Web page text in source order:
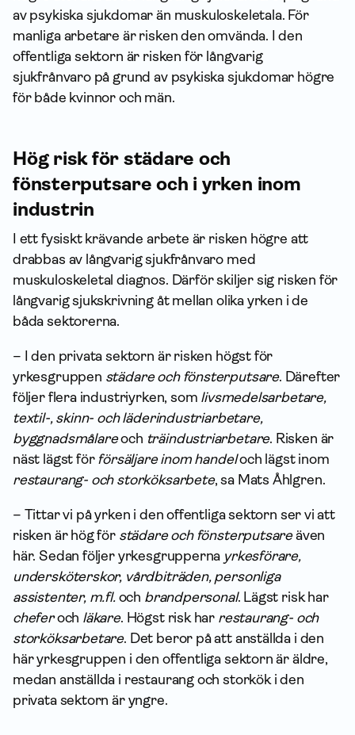
av psykiska sjukdomar än muskuloskeletala. För
manliga arbetare är risken den omvända. I den
offentliga sektorn är risken för långvarig
sjukfrånvaro på grund av psykiska sjukdomar högre
för både kvinnor och män.
Hög risk för städare och
fönsterputsare och i yrken inom
industrin
I ett fysiskt krävande arbete är risken högre att
drabbas av långvarig sjukfrånvaro med
muskuloskeletal diagnos. Därför skiljer sig risken för
långvarig sjukskrivning åt mellan olika yrken i de
båda sektorerna.
– I den privata sektorn är risken högst för
yrkesgruppen städare och fönsterputsare. Därefter
följer flera industriyrken, som livs­medels­arbetare,
textil-, skinn- och läderindustriarbetare,
byggnadsmålareoch träindustriarbetare. Risken är
näst lägst för försäljare inom handeloch lägst inom
restaurang- och storköksarbete, sa Mats Åhlgren.
– Tittar vi på yrken i den offentliga sektorn ser vi att
risken är hög för städare och fönsterputsareäven
här. Sedan följer yrkesgrupperna yrkesförare,
undersköterskor, vårdbiträden, personliga
assistenter, m.fl.och brandpersonal. Lägst risk har
cheferoch läkare. Högst risk har restaurang- och
storköksarbetare. Det beror på att anställda i den
här yrkesgruppen i den offentliga sektorn är äldre,
medan anställda i restaurang och storkök i den
privata sektorn är yngre.